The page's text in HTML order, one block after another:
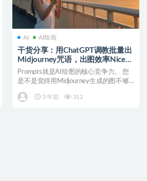
AI AI绘画
干货分享：用ChatGPT调教批量出
Midjourney咒语，出图效率Nice
，附资料。
Prompts就是AI绘图的核心竞争力。 您
是不是觉得用Midjourney生成的图不够
3 年前
312